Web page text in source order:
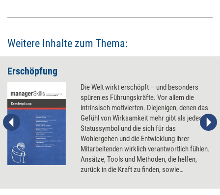
Weitere Inhalte zum Thema:
Erschöpfung
Die Welt wirkt erschöpft – und besonders
spüren es Führungskräfte. Vor allem die
intrinsisch motivierten. Diejenigen, denen das
Gefühl von Wirksamkeit mehr gibt als jedes
Statussymbol und die sich für das
Wohlergehen und die Entwicklung ihrer
Mitarbeitenden wirklich verantwortlich fühlen.
Ansätze, Tools und Methoden, die helfen,
zurück in die Kraft zu finden, sowie
drehen lässt, um Erschöpfung